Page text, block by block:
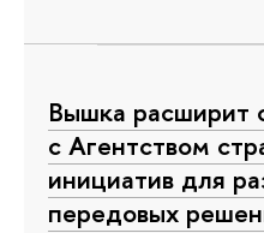
Вышка расширит
с Агентством
инициатив для
передовых